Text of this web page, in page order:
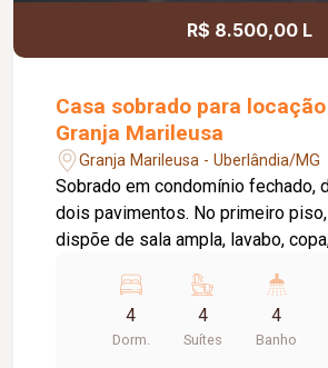
R$ 8.500,00 L
Casa sobrado para
Granja Marileusa
Granja Marileusa - Uberlândia/MG
Sobrado em condomínio fechado,
dois pavimentos. No primeiro
dispõe de sala ampla, lavabo,
planejado e banheiro com box em
temperado e armário sob a pia.
quintal, garagem para 02 veículos
4
Dorm.
4
Suítes
4
Banho